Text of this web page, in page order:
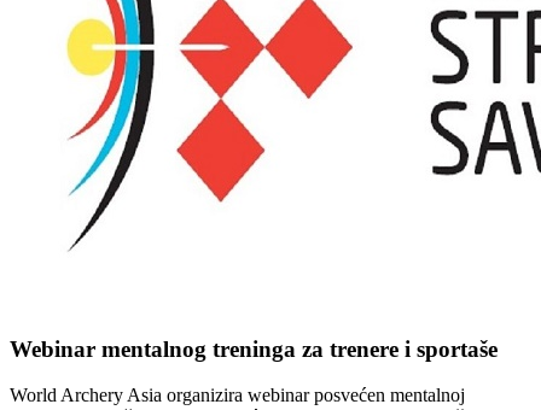
Webinar mentalnog treninga za trenere i sportaše
World Archery Asia organizira webinar posvećen mentalnoj